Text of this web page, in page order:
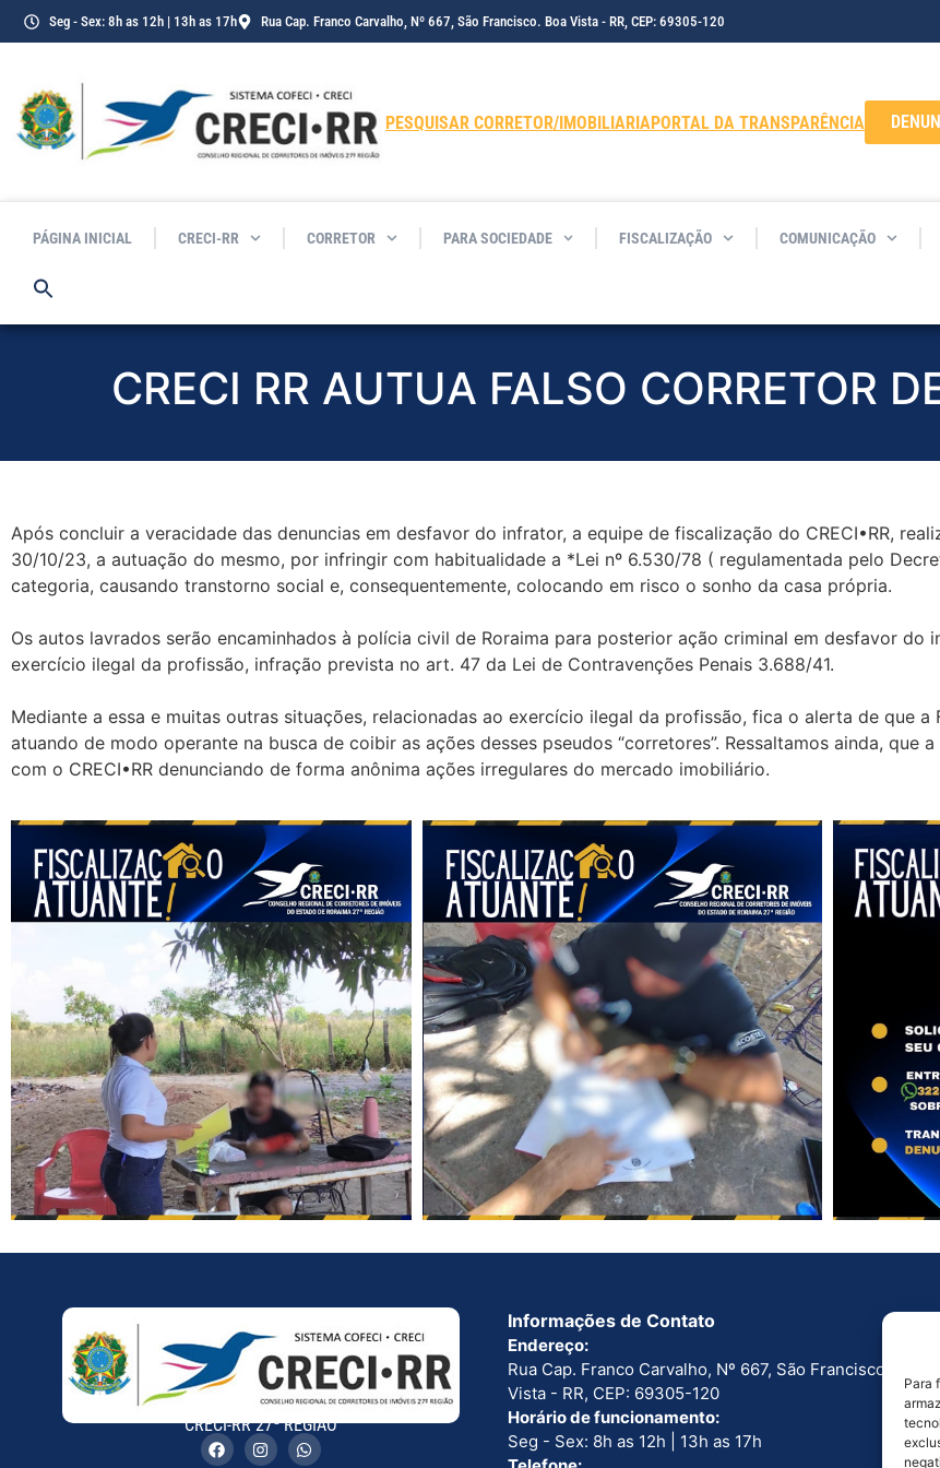
Para
conteúdoSeg - Sex: 8h as 12h | 13h as 17h Rua Cap. Franco Carvalho, Nº 667, São Francisco. Boa Vista - RR, CEP: 69305-120
PESQUISAR CORRETOR/IMOBILIARIAPORTAL DA TRANSPARÊNCIA
PÁGINA INICIAL CRECI-RR CORRETOR PARA SOCIEDADE FISCALIZAÇÃO COMUNICAÇÃO
CRECI RR AUTUA FALSO CORRETOR
Após concluir a veracidade das denuncias em desfavor do infrator, a equipe de fiscalização do CRECI•RR,
30/10/23, a autuação do mesmo, por infringir com habitualidade a *Lei nº 6.530/78 ( regulamentada pelo
categoria, causando transtorno social e, consequentemente, colocando em risco o sonho da casa própria.
Os autos lavrados serão encaminhados à polícia civil de Roraima para posterior ação criminal em desfavor do
exercício ilegal da profissão, infração prevista no art. 47 da Lei de Contravenções Penais 3.688/41.
Mediante a essa e muitas outras situações, relacionadas ao exercício ilegal da profissão, fica o alerta de que a
atuando de modo operante na busca de coibir as ações desses pseudos “corretores”. Ressaltamos ainda, que
com o CRECI•RR denunciando de forma anônima ações irregulares do mercado imobiliário.
CRECI-RR 27ª REGIÃO
Informações de Contato
Endereço:
Rua Cap. Franco Carvalho, Nº 667, São Francisco. Boa
Vista - RR, CEP: 69305-120
Horário de funcionamento:
Seg - Sex: 8h as 12h | 13h as 17h